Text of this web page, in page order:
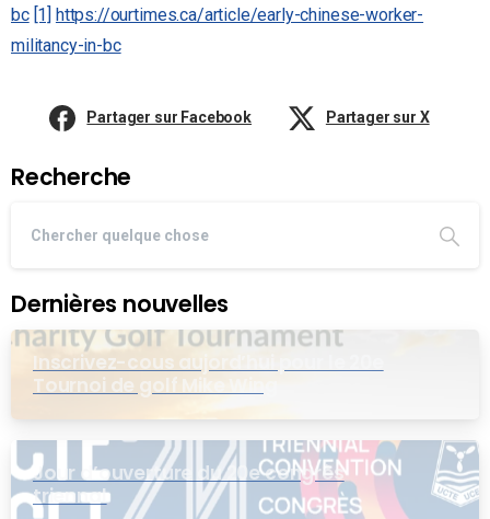
bc [1] https://ourtimes.ca/article/early-chinese-worker-
militancy-in-bc
Partager sur Facebook Partager sur X
Recherche
Dernières nouvelles
Inscrivez-cous aujord’hui pour le 20e
Tournoi de golf Mike Wing
Jour d’ouverture du 20e congrès
triennal